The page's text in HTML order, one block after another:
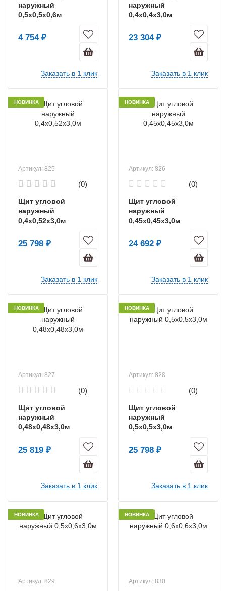
наружный
0,5х0,5х0,6м
4 754 ₽
Заказать в 1 клик
наружный
0,4х0,4х3,0м
23 304 ₽
Заказать в 1 клик
НОВИНКА
Артикул: 825
(0)
Щит угловой
наружный
0,4х0,52х3,0м
25 798 ₽
Заказать в 1 клик
НОВИНКА
Артикул: 826
(0)
Щит угловой
наружный
0,45х0,45х3,0м
24 692 ₽
Заказать в 1 клик
НОВИНКА
Артикул: 827
(0)
Щит угловой
наружный
0,48х0,48х3,0м
25 819 ₽
Заказать в 1 клик
НОВИНКА
Артикул: 828
(0)
Щит угловой
наружный
0,5х0,5х3,0м
25 798 ₽
Заказать в 1 клик
НОВИНКА
Артикул: 829
НОВИНКА
Артикул: 830